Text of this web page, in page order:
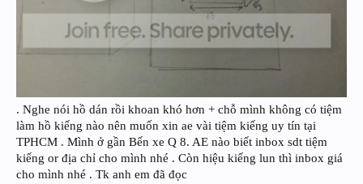
. Nghe nói hồ dán rồi khoan khó hơn + chỗ mình không có tiệm
làm hồ kiếng nào nên muốn xin ae vài tiệm kiếng uy tín tại
TPHCM . Mình ở gần Bến xe Q 8. AE nào biết inbox sdt tiệm
kiếng or địa chỉ cho mình nhé . Còn hiệu kiếng lun thì inbox giá
cho mình nhé . Tk anh em đã đọc